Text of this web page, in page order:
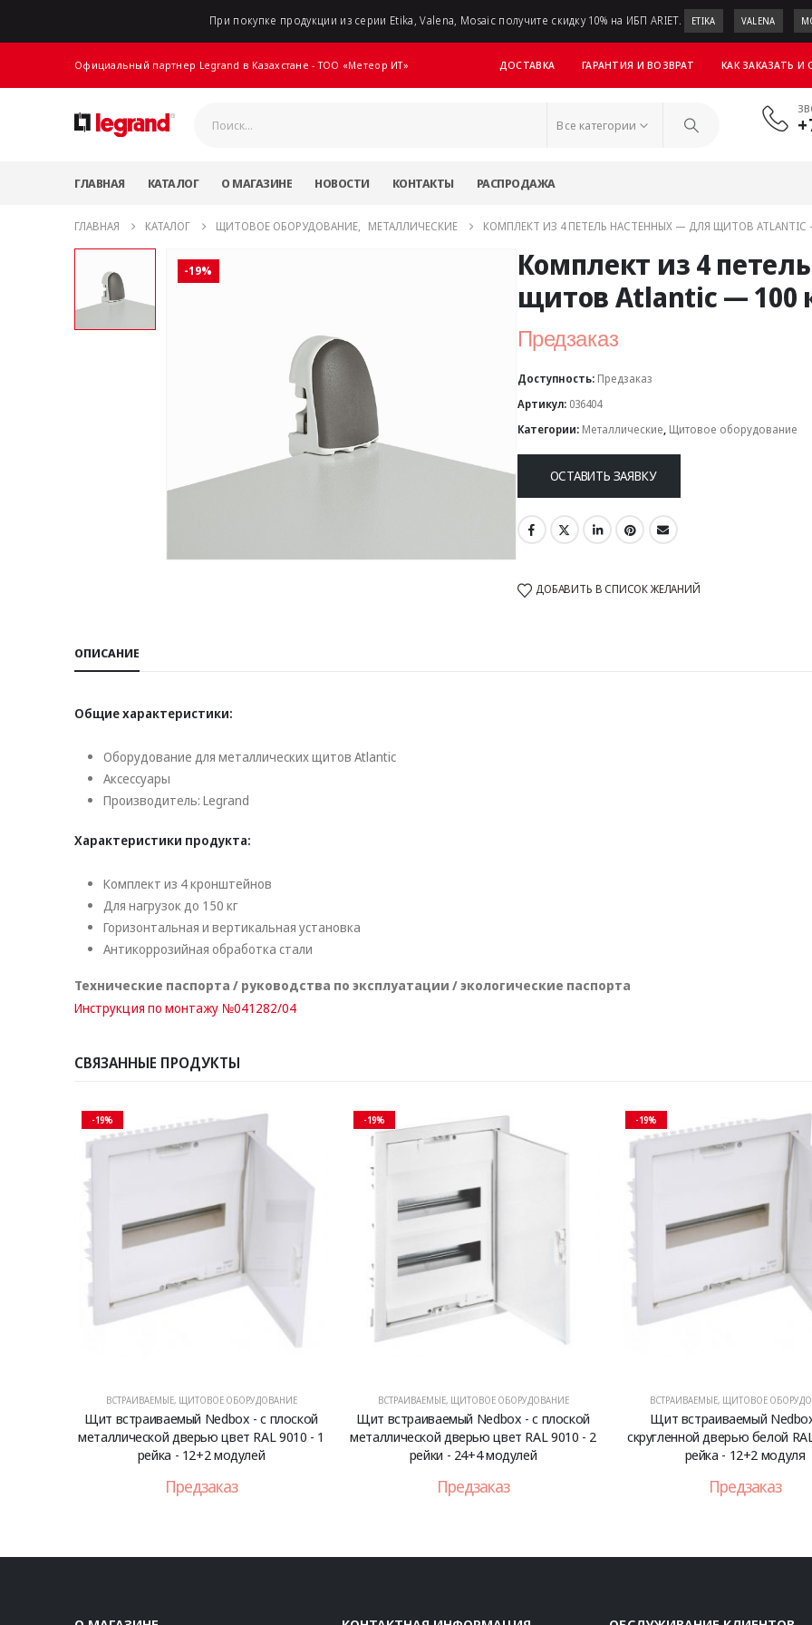
При покупке продукции из серии Etika, Valena, Mosaic получите скидку 10% на ИБП ARIET. ETIKA VALENA
Официальный партнер Legrand в Казахстане - ТОО «Метеор ИТ» ДОСТАВКА ГАРАНТИЯ И ВОЗВРАТ КАК ЗАКАЗАТЬ
Все категории
ГЛАВНАЯ КАТАЛОГ О МАГАЗИНЕ НОВОСТИ КОНТАКТЫ РАСПРОДАЖА
ГЛАВНАЯ КАТАЛОГ ЩИТОВОЕ ОБОРУДОВАНИЕ, МЕТАЛЛИЧЕСКИЕ КОМПЛЕКТ ИЗ 4 ПЕТЕЛЬ НАСТЕННЫХ — ДЛЯ ЩИТОВ ATLANTIC
-19%
Комплект из 4
щитов Atlantic — 100
Предзаказ
Доступность: Предзаказ
Артикул: 036404
Категории: Металлические, Щитовое оборудование
ОСТАВИТЬ ЗАЯВКУ
ДОБАВИТЬ В СПИСОК ЖЕЛАНИЙ
ОПИСАНИЕ
Общие характеристики:
Оборудование для металлических щитов Atlantic
Аксессуары
Производитель: Legrand
Характеристики продукта:
Комплект из 4 кронштейнов
Для нагрузок до 150 кг
Горизонтальная и вертикальная установка
Антикоррозийная обработка стали
Технические паспорта / руководства по эксплуатации / экологические паспорта
Инструкция по монтажу №041282/04
СВЯЗАННЫЕ ПРОДУКТЫ
-19%
ВСТРАИВАЕМЫЕ, ЩИТОВОЕ ОБОРУДОВАНИЕ
Щит встраиваемый Nedbox - с плоской
металлической дверью цвет RAL 9010 - 1
рейка - 12+2 модулей
Предзаказ
-19%
ВСТРАИВАЕМЫЕ, ЩИТОВОЕ ОБОРУДОВАНИЕ
Щит встраиваемый Nedbox - с плоской
металлической дверью цвет RAL 9010 - 2
рейки - 24+4 модулей
Предзаказ
-19%
ВСТРАИВАЕМЫЕ, ЩИТОВОЕ
Щит встраиваемый
скругленной дверью белой
рейка - 12+2 модуля
Предзаказ